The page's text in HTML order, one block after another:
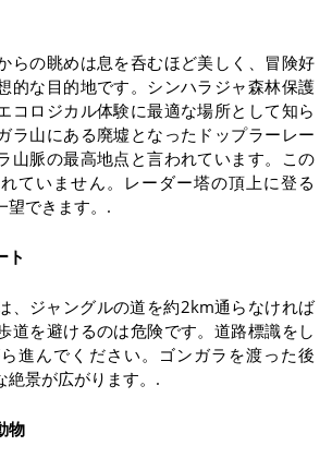
らの眺めは息を呑むほど美しく、冒険好
的な目的地です。シンハラジャ森林保護
コロジカル体験に最適な場所として知ら
ラ山にある廃墟となったドップラーレー
山脈の最高地点と言われています。この
ていません。レーダー塔の頂上に登る
望できます。.
ト
、ジャングルの道を約2km通らなければ
道を避けるのは危険です。道路標識をし
進んでください。ゴンガラを渡った後
絶景が広がります。.
物